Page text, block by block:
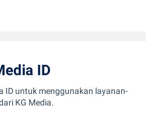
ID
ID untuk menggunakan layanan-
KG Media.